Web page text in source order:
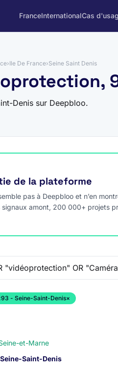
FranceInternationalCas
›Ile De France›Seine Saint Denis
Denis sur Deepbloo.
de la plateforme
pas à Deepbloo et n’en
amont, 200 000+ projets
93 - Seine-Saint-Denis×
et-Marne
Saint-Denis